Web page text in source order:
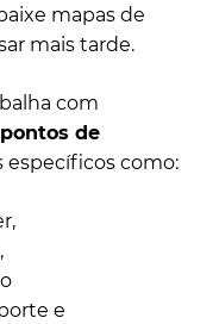
mapas de
mais tarde.
com
de
como:
e